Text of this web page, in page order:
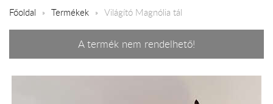
Főoldal Termékek Világító Magnólia tál
A termék nem rendelhető!